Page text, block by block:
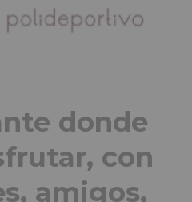
donde
con
amigos,